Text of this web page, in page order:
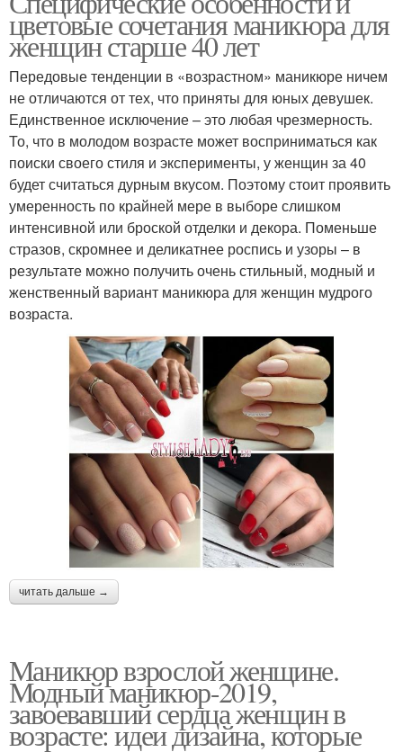
цветовые сочетания маникюра для
женщин старше 40 лет
Передовые тенденции в «возрастном» маникюре ничем
не отличаются от тех, что приняты для юных девушек.
Единственное исключение – это любая чрезмерность.
То, что в молодом возрасте может восприниматься как
поиски своего стиля и эксперименты, у женщин за 40
будет считаться дурным вкусом. Поэтому стоит проявить
умеренность по крайней мере в выборе слишком
интенсивной или броской отделки и декора. Поменьше
стразов, скромнее и деликатнее роспись и узоры – в
результате можно получить очень стильный, модный и
женственный вариант маникюра для женщин мудрого
возраста.
читать дальше →
Маникюр взрослой женщине.
Модный маникюр-2019,
завоевавший сердца женщин в
возрасте: идеи дизайна, которые